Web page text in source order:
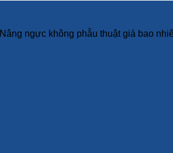
Nâng ngực không phẫu thuật giá bao